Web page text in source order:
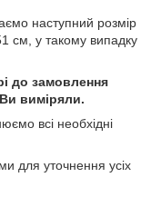
наступний розмір
у такому випадку
до замовлення
виміряли.
всі необхідні
для уточнення усіх